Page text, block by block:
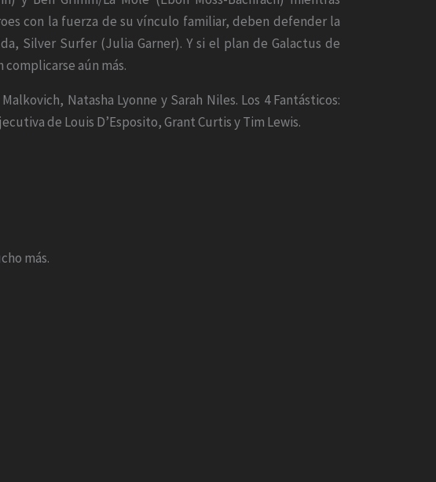
con la fuerza de su vínculo familiar, deben defender la
Silver Surfer (Julia Garner). Y si el plan de Galactus de
aún más.
Natasha Lyonne y Sarah Niles. Los 4 Fantásticos:
de Louis D’Esposito, Grant Curtis y Tim Lewis.
más.